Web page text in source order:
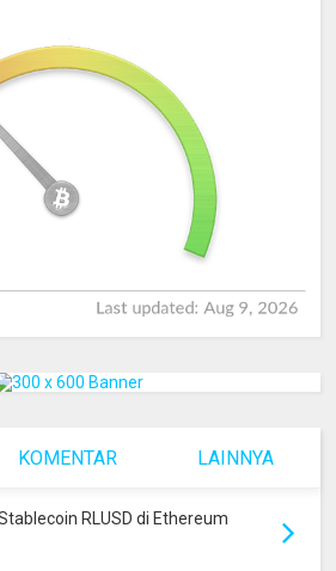
KOMENTAR LAINNYA
RLUSD di Ethereum